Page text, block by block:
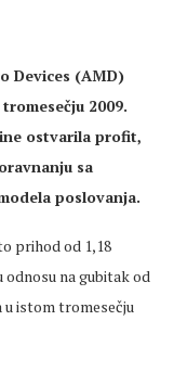
Devices (AMD)
2009.
ostvarila profit,
sa
poslovanja.
prihod od 1,18
na gubitak od
u istom tromesečju